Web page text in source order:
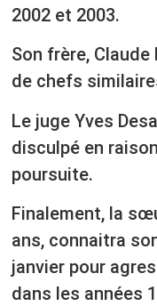
2002 et 2003.
Son frère,
de chefs
Le juge Yves
disculpé en
poursuite.
Finalement, la
ans, connaitra
janvier pour
dans les années